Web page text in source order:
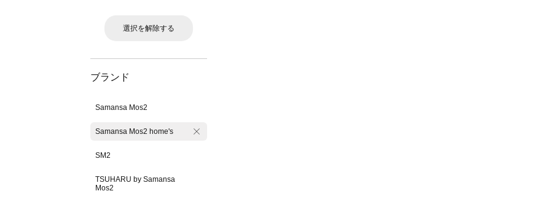
選択を解除する
ブランド
Samansa Mos2
Samansa Mos2 home's
SM2
TSUHARU by Samansa
Mos2